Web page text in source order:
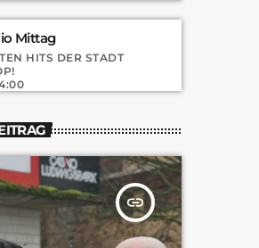
Mittag
HITS DER STADT
insert_link